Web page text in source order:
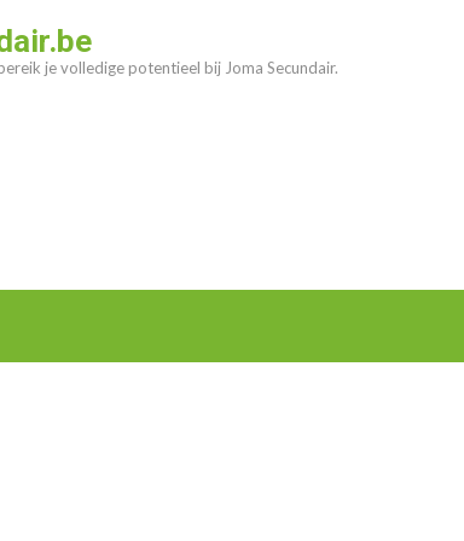
je volledige potentieel bij Joma Secundair.